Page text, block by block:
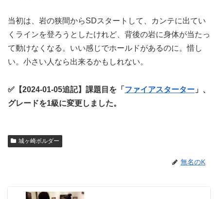
当初は、岩の狭間からSDスタートして、カンテに出てい
くラインを登ろうとしたけれど、背後の岩に身体が当たっ
て動けなくなる。いい感じでホールドがあるのに。惜し
い。小さい人なら出来るかもしれない。
✅【2024-01-05追記】課題目を「 ファイアスターター 」、
グレードを1級に変更しました。
城ヶ崎ボルダー
無名のK